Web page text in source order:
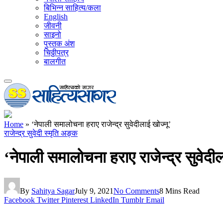
बिभिन्न साहित्य/कला
English
जीवनी
साइनो
पुस्तक अंश
चिठ्ठीपत्र
बालगीत
Home » ‘नेपाली समालोचना हराए राजेन्द्र सुवेदीलाई खोज्नू’
राजेन्द्र सुवेदी स्मृति अङ्क
‘नेपाली समालोचना हराए राजेन्द्र
By Sahitya SagarJuly 9, 2021No Comments8 Mins Read
Facebook Twitter Pinterest LinkedIn Tumblr Email